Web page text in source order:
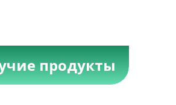
продукты